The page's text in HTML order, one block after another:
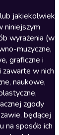
jakiekolwiek
niniejszym
wyrażenia (w
muzyczne,
graficzne i
zawarte w nich
naukowe,
zgody
będącej
na sposób ich